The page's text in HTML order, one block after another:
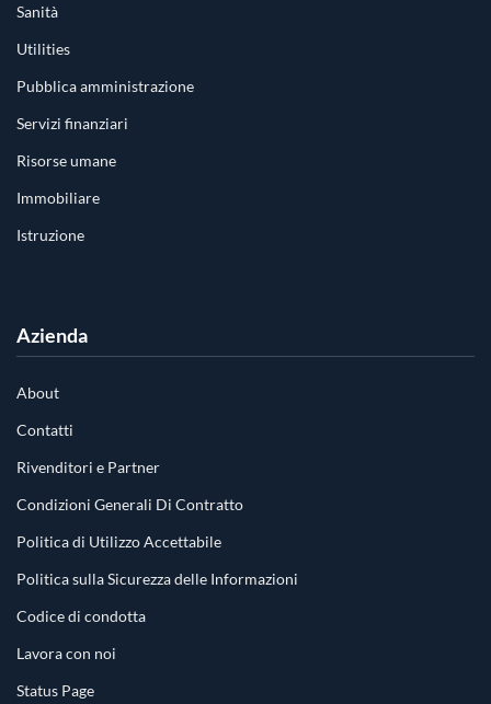
Sanità
Utilities
Pubblica amministrazione
Servizi finanziari
Risorse umane
Immobiliare
Istruzione
Azienda
About
Contatti
Rivenditori e Partner
Condizioni Generali Di Contratto
Politica di Utilizzo Accettabile
Politica sulla Sicurezza delle Informazioni
Codice di condotta
Lavora con noi
Status Page